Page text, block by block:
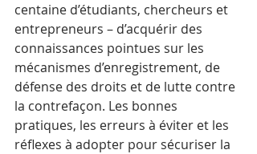
centaine d’étudiants, chercheurs et
entrepreneurs – d’acquérir des
connaissances pointues sur les
mécanismes d’enregistrement, de
défense des droits et de lutte contre
la contrefaçon. Les bonnes
pratiques, les erreurs à éviter et les
réflexes à adopter pour sécuriser la